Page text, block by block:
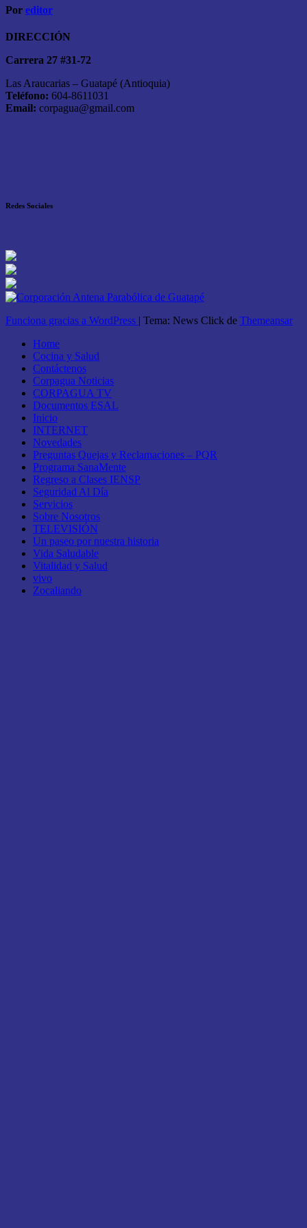
Por editor
DIRECCIÓN
Carrera 27 #31-72
Las Araucarias – Guatapé (Antioquia)
Teléfono: 604-8611031
Email: corpagua@gmail.com
Redes Sociales
Funciona gracias a WordPress | Tema: News Click de Themeansar
Home
Cocina y Salud
Contáctenos
Corpagua Noticias
CORPAGUA TV
Documentos ESAL
Inicio
INTERNET
Novedades
Preguntas Quejas y Reclamaciones – PQR
Programa SanaMente
Regreso a Clases IENSP
Seguridad Al Día
Servicios
Sobre Nosotros
TELEVISIÓN
Un paseo por nuestra historia
Vida Saludable
Vitalidad y Salud
vivo
Zocaliando